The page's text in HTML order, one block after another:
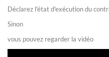
Déclarez l'état d'exécution du
Sinon
vous pouvez regarder la vidéo